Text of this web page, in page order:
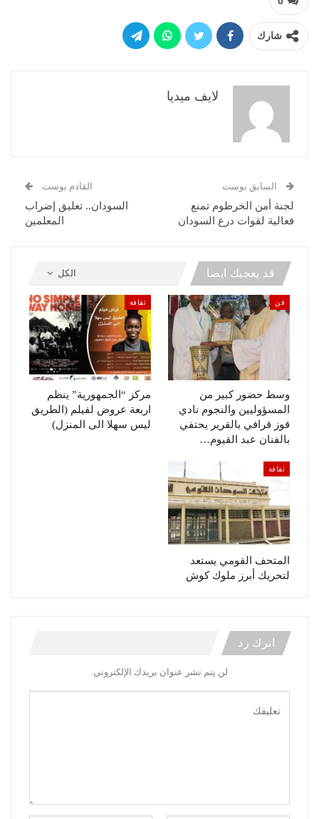
شارك
لايف ميديا
السابق بوست
لجنة أمن الخرطوم تمنع
فعالية لقوات درع السودان
القادم بوست
السودان.. تعليق إضراب
المعلمين
الكل قد يعجبك ايضا
فن
وسط حضور كبير من
المسؤوليين والنجوم نادي
قوز قرافي بالقرير يحتفي
بالفنان عبد القيوم…
ثقافة
مركز “الجمهورية” ينظم
اربعة عروض لفيلم (الطريق
ليس سهلا الى المنزل)
ثقافة
المتحف القومي يستعد
لتحريك أبرز ملوك كوش
اترك رد
لن يتم نشر عنوان بريدك الإلكتروني.